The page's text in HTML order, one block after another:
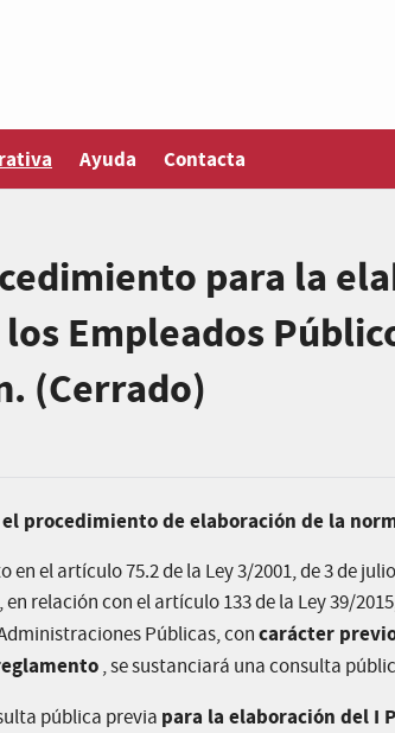
Ayuda Contacta
para la
Empleados
(Cerrado)
procedimiento de elaboración de la
el artículo 75.2 de la Ley 3/2001, de 3 de
relación con el artículo 133 de la Ley 39/
Públicas, concarácter
, se sustanciará una consulta
pública previa para la elaboración del I